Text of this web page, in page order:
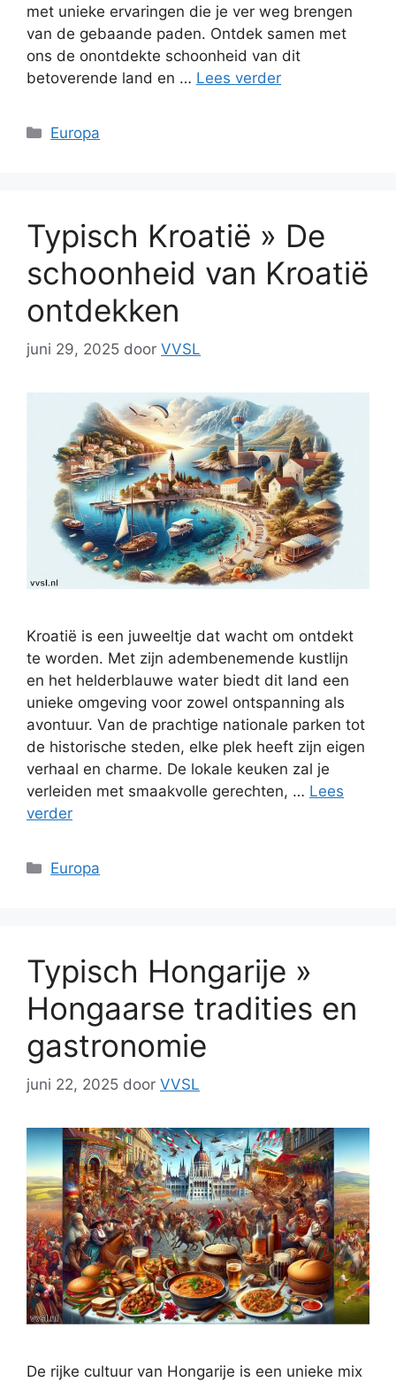
met unieke ervaringen die je ver weg brengen
van de gebaande paden. Ontdek samen met
ons de onontdekte schoonheid van dit
betoverende land en … Lees verder
Categorieën
Europa
Typisch Kroatië » De
schoonheid van Kroatië
ontdekken
juni 29, 2025 door VVSL
Kroatië is een juweeltje dat wacht om ontdekt
te worden. Met zijn adembenemende kustlijn
en het helderblauwe water biedt dit land een
unieke omgeving voor zowel ontspanning als
avontuur. Van de prachtige nationale parken tot
de historische steden, elke plek heeft zijn eigen
verhaal en charme. De lokale keuken zal je
verleiden met smaakvolle gerechten, … Lees
verder
Categorieën
Europa
Typisch Hongarije »
Hongaarse tradities en
gastronomie
juni 22, 2025 door VVSL
De rijke cultuur van Hongarije is een unieke mix